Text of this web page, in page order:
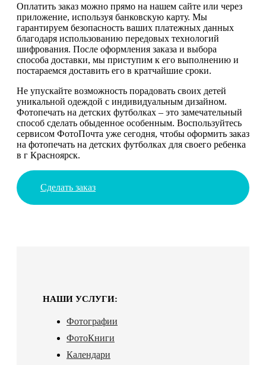
Оплатить заказ можно прямо на нашем сайте или через
приложение, используя банковскую карту. Мы
гарантируем безопасность ваших платежных данных
благодаря использованию передовых технологий
шифрования. После оформления заказа и выбора
способа доставки, мы приступим к его выполнению и
постараемся доставить его в кратчайшие сроки.
Не упускайте возможность порадовать своих детей
уникальной одеждой с индивидуальным дизайном.
Фотопечать на детских футболках – это замечательный
способ сделать обыденное особенным. Воспользуйтесь
сервисом ФотоПочта уже сегодня, чтобы оформить заказ
на фотопечать на детских футболках для своего ребенка
в г Красноярск.
Сделать заказ
НАШИ УСЛУГИ:
Фотографии
ФотоКниги
Календари